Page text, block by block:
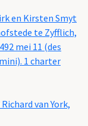
en Kirsten Smyt
te Zyfflich,
mei 11 (des
1 charter
van York,